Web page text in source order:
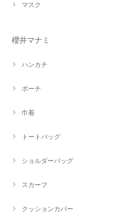
マスク
櫻井マナミ
ハンカチ
ポーチ
巾着
トートバッグ
ショルダーバッグ
スカーフ
クッションカバー